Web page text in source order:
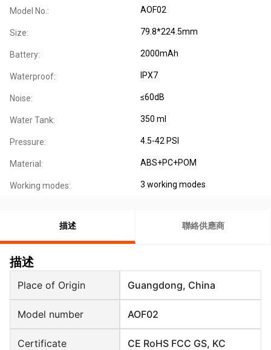
Model No.: AOF02
Size: 79.8*224.5mm
Battery: 2000mAh
Waterproof: IPX7
Noise: ≤60dB
Water Tank: 350 ml
Pressure: 4.5-42 PSI
Material: ABS+PC+POM
Working modes: 3 working modes
描述 聯絡供應商
描述
Place of Origin Guangdong, China
Model number AOF02
Certificate CE RoHS FCC GS, KC